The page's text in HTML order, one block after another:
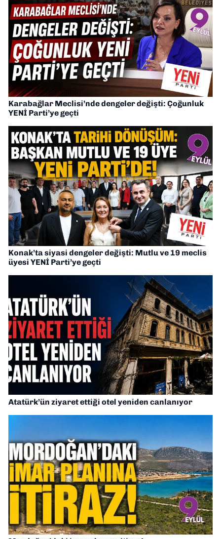
Karabağlar Meclisi’nde dengeler değişti: Çoğunluk
YENİ Parti’ye geçti
Konak’ta siyasi dengeler değişti: Mutlu ve 19 meclis
üyesi YENİ Parti’ye geçti
Atatürk’ün ziyaret ettiği otel yeniden canlanıyor